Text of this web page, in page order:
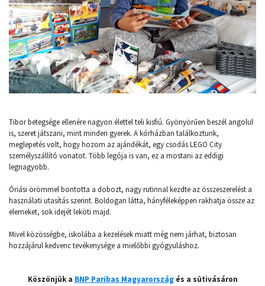
Tibor betegsége ellenére nagyon élettel teli kisfiú. Gyönyörűen beszél angolul
is, szeret játszani, mint minden gyerek. A kórházban találkoztunk,
meglepetés volt, hogy hozom az ajándékát, egy csodás LEGO City
személyszállító vonatot. Több legója is van, ez a mostani az eddigi
legnagyobb.
Óriási örömmel bontotta a dobozt, nagy rutinnal kezdte az összeszerelést a
használati utasítás szerint. Boldogan látta, hányféleképpen rakhatja össze az
elemeket, sok idejét leköti majd.
Mivel közösségbe, iskolába a kezelések miatt még nem járhat, biztosan
hozzájárul kedvenc tevékenysége a mielőbbi gyógyuláshoz.
Köszönjük a BNP Paribas Magyarország és a sütivásáron